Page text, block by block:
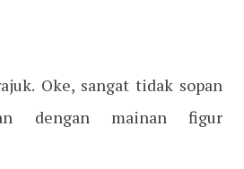
Oke, sangat tidak sopan
dengan mainan figur